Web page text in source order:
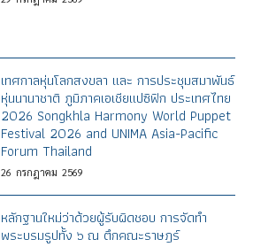
เทศกาลหุ่นโลกสงขลา และ การประชุมสมาพันธ์
หุ่นนานาชาติ ภูมิภาคเอเชียแปซิฟิก ประเทศไทย
2026 Songkhla Harmony World Puppet
Festival 2026 and UNIMA Asia-Pacific
Forum Thailand
26 กรกฎาคม 2569
หลักฐานใหม่ว่าด้วยผู้รับผิดชอบ การจัดทำ
พระบรมรูปทั้ง ๖ ณ ตึกคณะราษฎร์